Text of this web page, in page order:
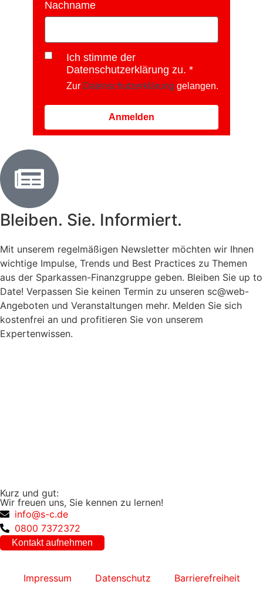
Nachname
Ich stimme der
Datenschutzerklärung zu.
Zur Datenschutzerklärung gelangen.
Anmelden
Bleiben. Sie. Informiert.
Mit unserem regelmäßigen Newsletter möchten wir Ihnen
wichtige Impulse, Trends und Best Practices zu Themen
aus der Sparkassen-Finanzgruppe geben. Bleiben Sie up to
Date! Verpassen Sie keinen Termin zu unseren sc@web-
Angeboten und Veranstaltungen mehr. Melden Sie sich
kostenfrei an und profitieren Sie von unserem
Expertenwissen.
Kurz und gut:
Wir freuen uns, Sie kennen zu lernen!
info@s-c.de
0800 7372372
Kontakt aufnehmen
Impressum Datenschutz Barrierefreiheit